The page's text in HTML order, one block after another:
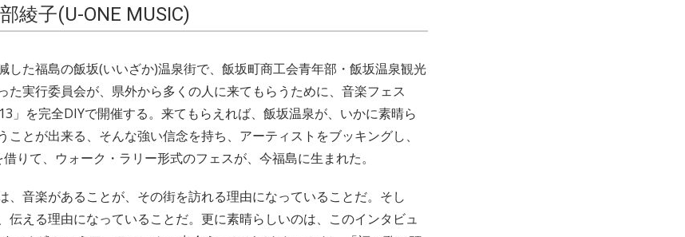
綾子(U-ONE MUSIC)
した福島の飯坂(いいざか)温泉街で、飯坂町商工会青年部・飯坂温泉観光
た実行委員会が、県外から多くの人に来てもらうために、音楽フェス
」を完全DIYで開催する。来てもらえれば、飯坂温泉が、いかに素晴ら
ことが出来る、そんな強い信念を持ち、アーティストをブッキングし、
りて、ウォーク・ラリー形式のフェスが、今福島に生まれた。
、音楽があることが、その街を訪れる理由になっていることだ。そし
伝える理由になっていることだ。更に素晴らしいのは、このインタビュ